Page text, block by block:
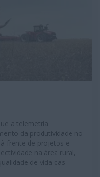
a telemetria
da produtividade no
frente de projetos e
na área rural,
de vida das